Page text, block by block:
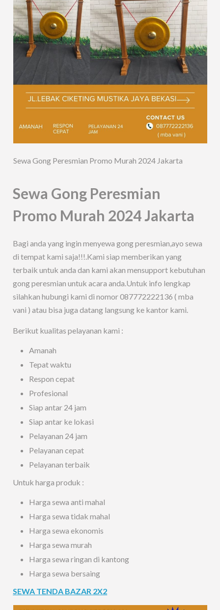
Sewa Gong Peresmian Promo Murah 2024 Jakarta
Sewa Gong Peresmian
Promo Murah 2024 Jakarta
Bagi anda yang ingin menyewa gong peresmian,ayo sewa
di tempat kami saja!!!.Kami siap memberikan yang
terbaik untuk anda dan kami akan mensupport kebutuhan
gong peresmian untuk acara anda.Untuk info lengkap
silahkan hubungi kami di nomor 087772222136 ( mba
vani ) atau bisa juga datang langsung ke kantor kami.
Berikut kualitas pelayanan kami :
Amanah
Tepat waktu
Respon cepat
Profesional
Siap antar 24 jam
Siap antar ke lokasi
Pelayanan 24 jam
Pelayanan cepat
Pelayanan terbaik
Untuk harga produk :
Harga sewa anti mahal
Harga sewa tidak mahal
Harga sewa ekonomis
Harga sewa murah
Harga sewa ringan di kantong
Harga sewa bersaing
SEWA TENDA BAZAR 2X2